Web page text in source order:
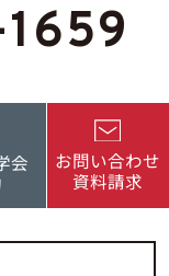
会
お問い合わせ
資料請求